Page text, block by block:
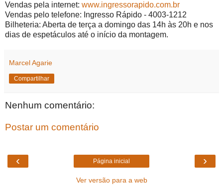
Vendas pela internet: www.ingressorapido.com.br
Vendas pelo telefone: Ingresso Rápido - 4003-1212
Bilheteria: Aberta de terça a domingo das 14h às 20h e nos
dias de espetáculos até o início da montagem.
Marcel Agarie
Compartilhar
Nenhum comentário:
Postar um comentário
‹ ›
Página inicial
Ver versão para a web